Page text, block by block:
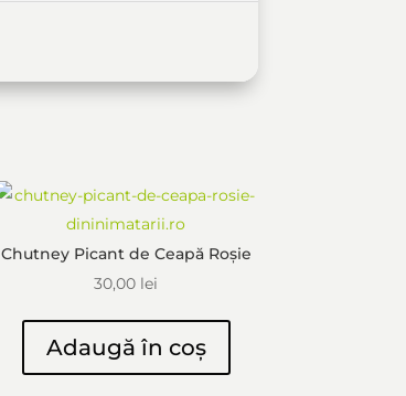
Chutney Picant de Ceapă Roșie
30,00 lei
Adaugă în coș